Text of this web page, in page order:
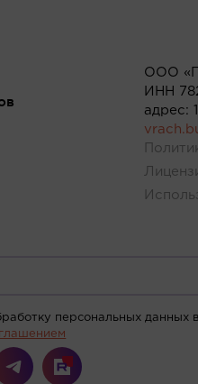
ООО
ИНН
адрес:
персональных данных